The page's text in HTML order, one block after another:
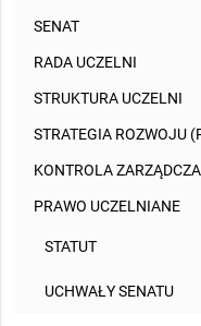
SENAT
RADA UCZELNI
STRUKTURA UCZELNI
STRATEGIA ROZWOJU
KONTROLA ZARZĄDCZA
PRAWO UCZELNIANE
STATUT
UCHWAŁY SENATU